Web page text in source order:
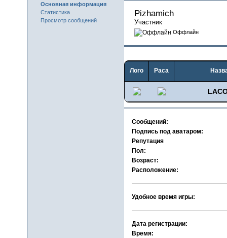
пользователя
Основная информация
Статистика
Просмотр сообщений
Pizhamich
Участник
Оффлайн
Лого Раса
Сообщений:
Подпись под аватаром:
Репутация
Пол:
Возраст:
Расположение:
Удобное время игры:
Дата регистрации:
Время: